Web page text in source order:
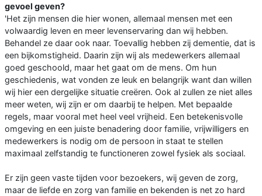
gevoel geven?
'Het zijn mensen die hier wonen, allemaal mensen met een
volwaardig leven en meer levenservaring dan wij hebben.
Behandel ze daar ook naar. Toevallig hebben zij dementie, dat is
een bijkomstigheid. Daarin zijn wij als medewerkers allemaal
goed geschoold, maar het gaat om de mens. Om hun
geschiedenis, wat vonden ze leuk en belangrijk want dan willen
wij hier een dergelijke situatie creëren. Ook al zullen ze niet alles
meer weten, wij zijn er om daarbij te helpen. Met bepaalde
regels, maar vooral met heel veel vrijheid. Een betekenisvolle
omgeving en een juiste benadering door familie, vrijwilligers en
medewerkers is nodig om de persoon in staat te stellen
maximaal zelfstandig te functioneren zowel fysiek als sociaal.
Er zijn geen vaste tijden voor bezoekers, wij geven de zorg,
maar de liefde en zorg van familie en bekenden is net zo hard